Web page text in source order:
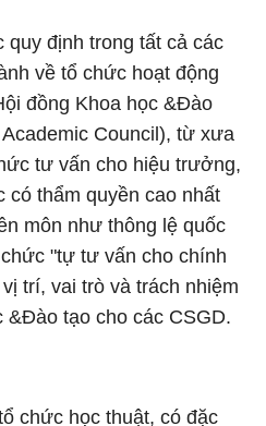
định trong tất cả các
về tổ chức hoạt động
đồng Khoa học &Đào
Council), từ xưa
tư vấn cho hiệu trưởng,
có thẩm quyền cao nhất
môn như thông lệ quốc
"tự tư vấn cho chính
trí, vai trò và trách nhiệm
&Đào tạo cho các CSGD.
chức học thuật, có đặc